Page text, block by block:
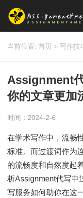
当前位置: 首页 > 写作技
Assignment
你的文章更加
时间：2024-2-6
在学术写作中，流畅
标准。而过渡词作为
的流畅度和自然度起
析Assignment代写中
写服务如何助你在这